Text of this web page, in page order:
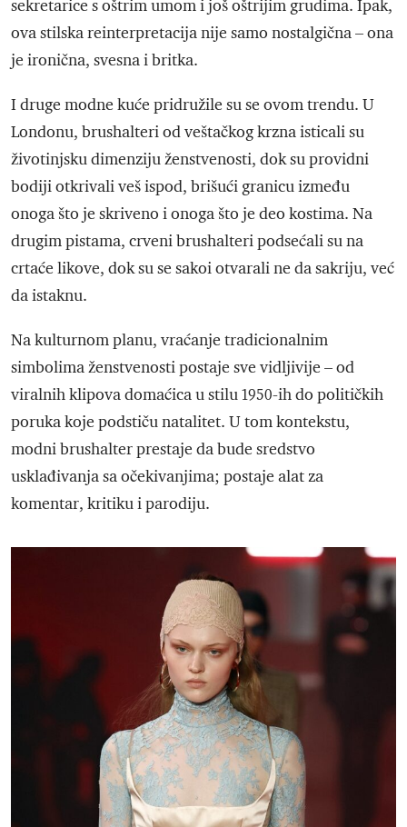
sekretarice s oštrim umom i još oštrijim grudima. Ipak,
ova stilska reinterpretacija nije samo nostalgična – ona
je ironična, svesna i britka.
I druge modne kuće pridružile su se ovom trendu. U
Londonu, brushalteri od veštačkog krzna isticali su
životinjsku dimenziju ženstvenosti, dok su providni
bodiji otkrivali veš ispod, brišući granicu između
onoga što je skriveno i onoga što je deo kostima. Na
drugim pistama, crveni brushalteri podsećali su na
crtaće likove, dok su se sakoi otvarali ne da sakriju, već
da istaknu.
Na kulturnom planu, vraćanje tradicionalnim
simbolima ženstvenosti postaje sve vidljivije – od
viralnih klipova domaćica u stilu 1950-ih do političkih
poruka koje podstiču natalitet. U tom kontekstu,
modni brushalter prestaje da bude sredstvo
usklađivanja sa očekivanjima; postaje alat za
komentar, kritiku i parodiju.